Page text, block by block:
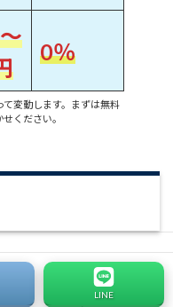
0％
変動します。まずは無料
ください。
LINE